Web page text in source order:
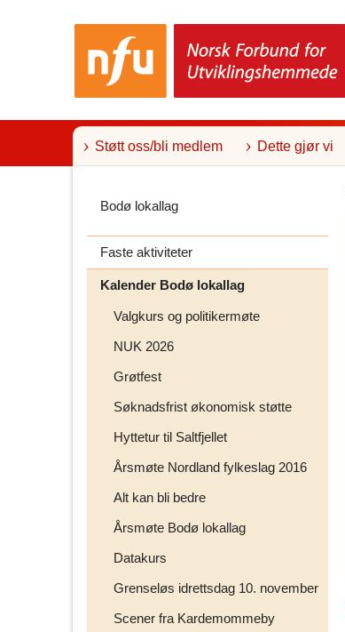
o
Støtt oss/bli medlem Dette gjør vi
Bodø lokallag
Faste aktiviteter
Kalender Bodø lokallag
Valgkurs og politikermøte
NUK 2026
Grøtfest
Søknadsfrist økonomisk støtte
Hyttetur til Saltfjellet
Årsmøte Nordland fylkeslag 2016
Alt kan bli bedre
Årsmøte Bodø lokallag
Datakurs
Grenseløs idrettsdag 10. november
Scener fra Kardemommeby